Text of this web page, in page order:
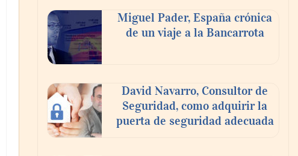
Miguel Pader, España crónica
de un viaje a la Bancarrota
David Navarro, Consultor de
Seguridad, como adquirir la
puerta de seguridad adecuada